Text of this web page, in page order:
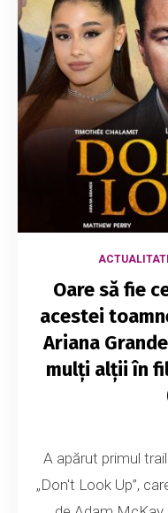
Oare să fie
acestei
Ariana
mulți alții în
A apărut primul
„Don't Look Up”,